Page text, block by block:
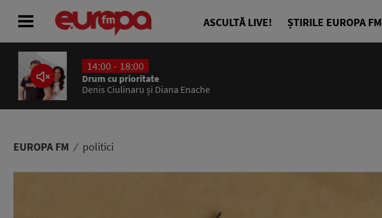
ASCULTĂ LIVE! ȘTIRILE EUROPA FM
14:00 - 18:00
Drum cu prioritate
Denis Ciulinaru și Diana Enache
EUROPA FM politici
ACASĂ
ȘTIRI